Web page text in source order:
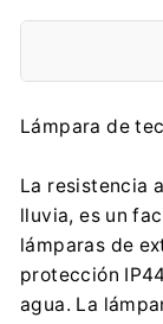
Lámpara de
La resistencia
lluvia, es un
lámparas de
protección
agua. La